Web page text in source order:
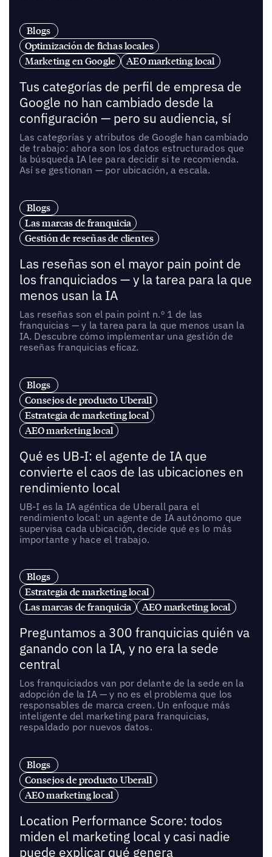
Blogs
Optimización de fichas locales
Marketing en Google
AEO marketing local
Tus categorías de perfil de empresa de
Google no han cambiado desde la
configuración — pero su audiencia, sí
Las categorías y atributos de Google han cambiado
de trabajo: ahora son los datos estructurados que
la búsqueda IA lee para decidir si te recomienda.
Así se gestionan — por ubicación, a escala.
Blogs
Las marcas de franquicia
Gestión de reseñas de clientes
Las reseñas son el mayor pain point de
los franquiciados — y la tarea para la que
menos usan la IA
Las reseñas son el pain point n.º 1 de las
franquicias — y la tarea para la que menos usan la
IA. Descubre cómo implementar una gestión de
reseñas franquicias eficaz.
Blogs
Consejos de producto Uberall
Estrategia de marketing local
AEO marketing local
Qué es UB-I: el agente de IA que
convierte el caos de las ubicaciones en
rendimiento local
UB-I es la IA agéntica de Uberall para el
rendimiento local: un agente de IA autónomo que
supervisa cada ubicación, decide qué es lo más
importante y hace el trabajo.
Blogs
Estrategia de marketing local
Las marcas de franquicia
AEO marketing local
Preguntamos a 300 franquicias quién va
ganando con la IA, y no era la sede
central
Los franquiciados van por delante de la sede en la
adopción de la IA — y no es el problema que los
responsables de marca creen. Un enfoque más
inteligente del marketing para franquicias,
respaldado por nuevos datos.
Blogs
Consejos de producto Uberall
AEO marketing local
Location Performance Score: todos
miden el marketing local y casi nadie
puede explicar qué genera